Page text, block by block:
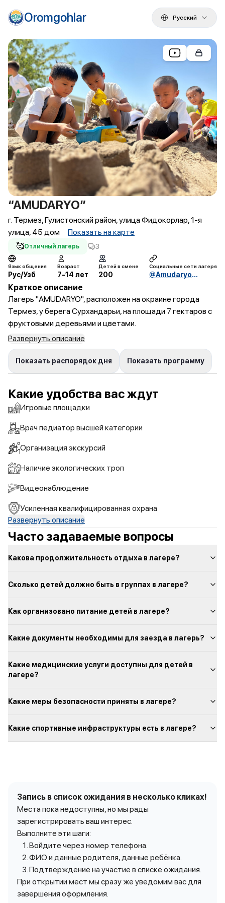
Oromgohlar Русский
“AMUDARYO”
г. Термез, Гулистонский район, улица Фидокорлар, 1-я
улица, 45 дом
Показать на карте
🥰Отличный лагерь 3
Язык общения
Рус/Узб
Возраст
7-14 лет
Детей в смене
200
Социальные сети лагеря
@AmudaryoBSO
Краткое описание
Лагерь "AMUDARYO", расположен на окраине города
Термез, у берега Сурхандарьи, на площади 7 гектаров с
фруктовыми деревьями и цветами.
Развернуть описание
Показать распорядок дня Показать программу
Какие удобства вас ждут
Игровые площадки
Врач педиатор высшей категории
Организация экскурсий
Наличие экологических троп
Видеонаблюдение
Усиленная квалифицированная охрана
Развернуть описание
Часто задаваемые вопросы
Какова продолжительность отдыха в лагере?
Сколько детей должно быть в группах в лагере?
Как организовано питание детей в лагере?
Какие документы необходимы для заезда в лагерь?
Какие медицинские услуги доступны для детей в
лагере?
Какие меры безопасности приняты в лагере?
Какие спортивные инфраструктуры есть в лагере?
Запись в список ожидания в несколько кликах!
Места пока недоступны, но мы рады
зарегистрировать ваш интерес.
Выполните эти шаги:
Войдите через номер телефона.
ФИО и данные родителя, данные ребёнка.
Подтверждение на участие в списке ожидания.
При открытии мест мы сразу же уведомим вас для
завершения оформления.